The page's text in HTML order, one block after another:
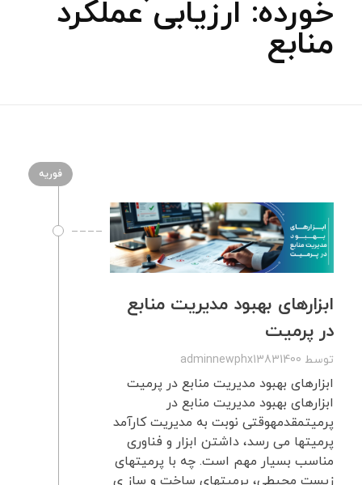
خورده: ارزیابی عملکرد
منابع
فوریه
ابزارهای بهبود مدیریت منابع
در پرمیت
توسط adminnewphx13831400
ابزارهای بهبود مدیریت منابع در پرمیت
ابزارهای بهبود مدیریت منابع در
پرمیتمقدمهوقتی نوبت به مدیریت کارآمد
پرمیتها می رسد، داشتن ابزار و فناوری
مناسب بسیار مهم است. چه با پرمیتهای
زیست محیطی، پرمیتهای ساخت و ساز ی